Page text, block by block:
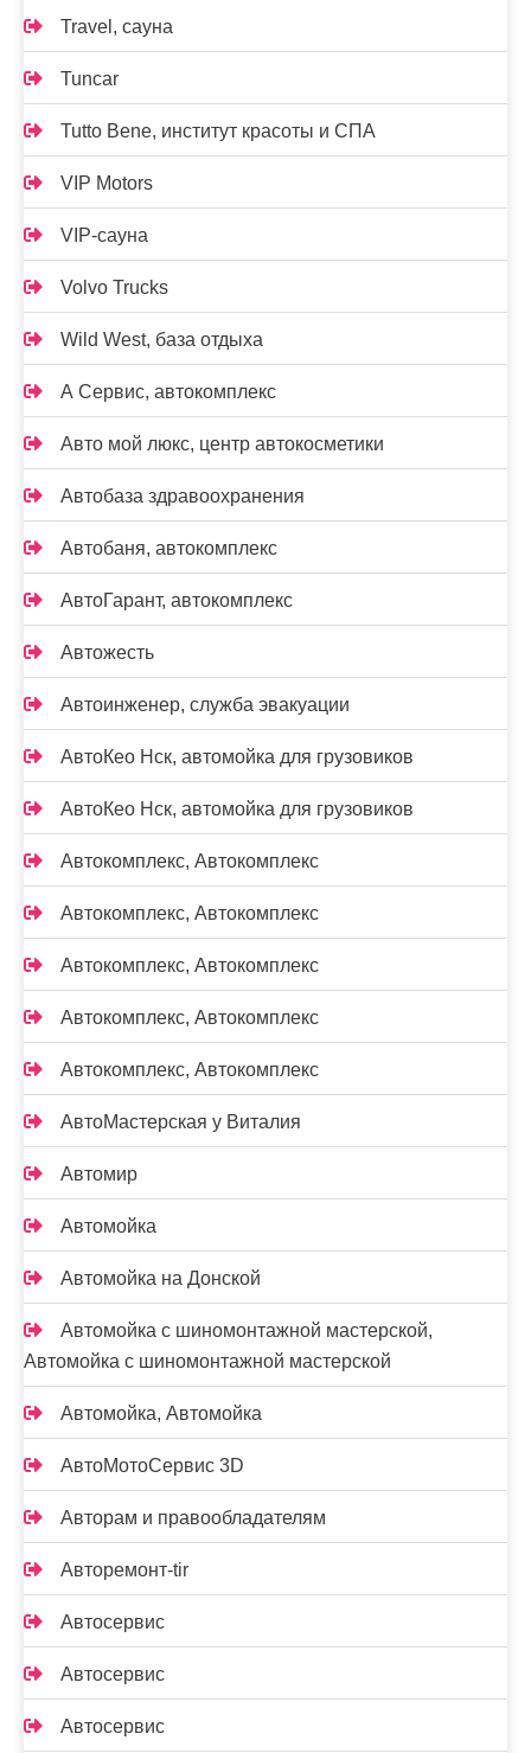
Travel, сауна
Tuncar
Tutto Bene, институт красоты и СПА
VIP Motors
VIP-сауна
Volvo Trucks
Wild West, база отдыха
А Сервис, автокомплекс
Авто мой люкс, центр автокосметики
Автобаза здравоохранения
Автобаня, автокомплекс
АвтоГарант, автокомплекс
Автожесть
Автоинженер, служба эвакуации
АвтоКео Нск, автомойка для грузовиков
АвтоКео Нск, автомойка для грузовиков
Автокомплекс, Автокомплекс
Автокомплекс, Автокомплекс
Автокомплекс, Автокомплекс
Автокомплекс, Автокомплекс
Автокомплекс, Автокомплекс
АвтоМастерская у Виталия
Автомир
Автомойка
Автомойка на Донской
Автомойка с шиномонтажной мастерской,
Автомойка с шиномонтажной мастерской
Автомойка, Автомойка
АвтоМотоСервис 3D
Авторам и правообладателям
Авторемонт-tir
Автосервис
Автосервис
Автосервис